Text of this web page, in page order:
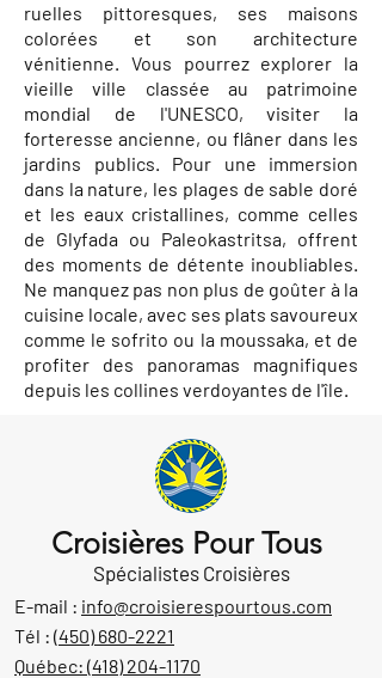
ruelles pittoresques, ses maisons
colorées et son architecture
vénitienne. Vous pourrez explorer la
vieille ville classée au patrimoine
mondial de l'UNESCO, visiter la
forteresse ancienne, ou flâner dans les
jardins publics. Pour une immersion
dans la nature, les plages de sable doré
et les eaux cristallines, comme celles
de Glyfada ou Paleokastritsa, offrent
des moments de détente inoubliables.
Ne manquez pas non plus de goûter à la
cuisine locale, avec ses plats savoureux
comme le sofrito ou la moussaka, et de
profiter des panoramas magnifiques
depuis les collines verdoyantes de l'île.
Croisières Pour Tous
Spécialistes Croisières
E-mail : info@croisierespourtous.com
Tél : (450) 680-2221
Québec: (418) 204-1170